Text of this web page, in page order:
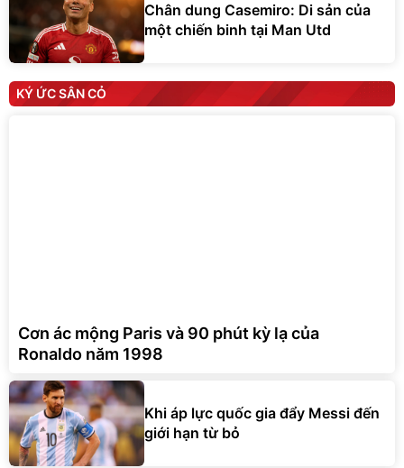
Chân dung Casemiro: Di sản của
một chiến binh tại Man Utd
KÝ ỨC SÂN CỎ
Cơn ác mộng Paris và 90 phút kỳ lạ của
Ronaldo năm 1998
Khi áp lực quốc gia đẩy Messi đến
giới hạn từ bỏ